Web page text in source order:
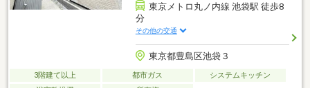
東京メトロ丸ノ内線 池袋駅 徒歩8
分
その他の交通
東京都豊島区池袋３
3階建て以上 都市ガス
システムキッチン